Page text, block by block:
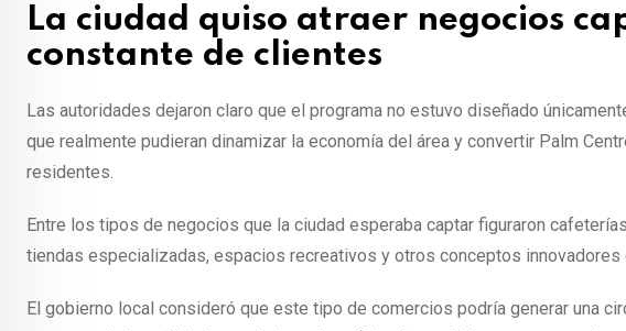
La ciudad quiso atraer negocios
constante de clientes
Las autoridades dejaron claro que el programa no estuvo diseñado
que realmente pudieran dinamizar la economía del área y convertir Palm
residentes.
Entre los tipos de negocios que la ciudad esperaba captar figuraron
tiendas especializadas, espacios recreativos y otros conceptos
El gobierno local consideró que este tipo de comercios podría generar una